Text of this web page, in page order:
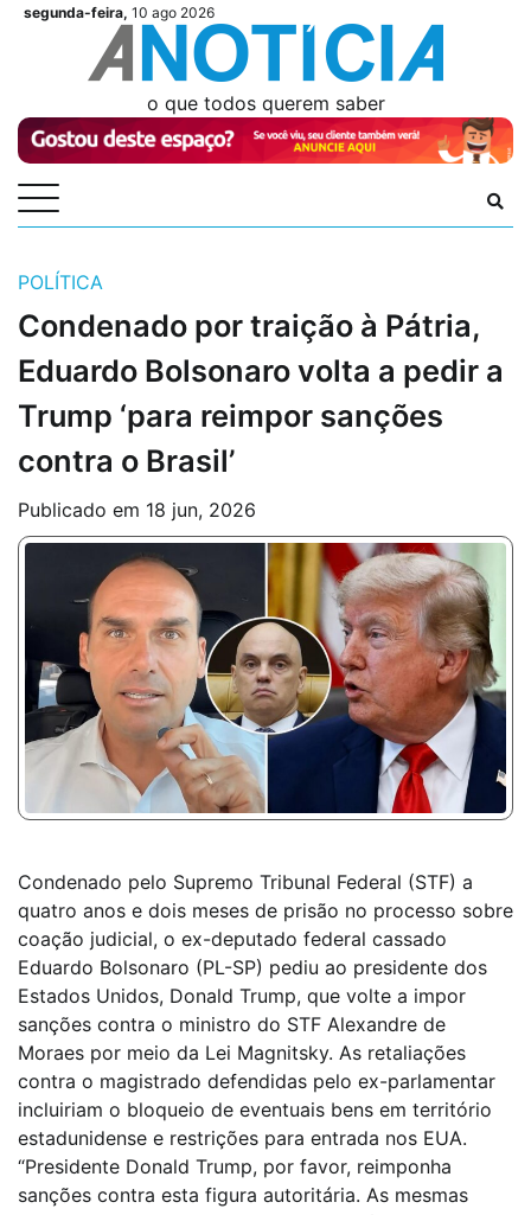
Skipsegunda-feira, 10 ago 2026
Videos
Videos
Podcasts
Podcasts
Author
Author
Login
Login
o que todos querem saber
POLÍTICA
Condenado por traição à Pátria,
Eduardo Bolsonaro volta a pedir a
Trump ‘para reimpor sanções
contra o Brasil’
Publicado em 18 jun, 2026
Condenado pelo Supremo Tribunal Federal (STF) a
quatro anos e dois meses de prisão no processo sobre
coação judicial, o ex-deputado federal cassado
Eduardo Bolsonaro (PL-SP) pediu ao presidente dos
Estados Unidos, Donald Trump, que volte a impor
sanções contra o ministro do STF Alexandre de
Moraes por meio da Lei Magnitsky. As retaliações
contra o magistrado defendidas pelo ex-parlamentar
incluiriam o bloqueio de eventuais bens em território
estadunidense e restrições para entrada nos EUA.
“Presidente Donald Trump, por favor, reimponha
sanções contra esta figura autoritária. As mesmas